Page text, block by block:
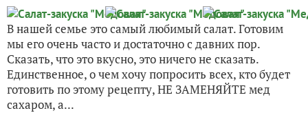
В нашей семье это самый любимый салат. Готовим
мы его очень часто и достаточно с давних пор.
Сказать, что это вкусно, это ничего не сказать.
Единственное, о чем хочу попросить всех, кто будет
готовить по этому рецепту, НЕ ЗАМЕНЯЙТЕ мед
сахаром, а...